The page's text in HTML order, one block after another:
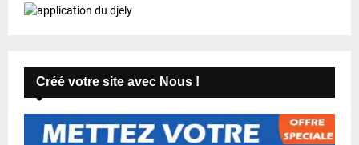
i
n
s
Créé votre site avec Nous !